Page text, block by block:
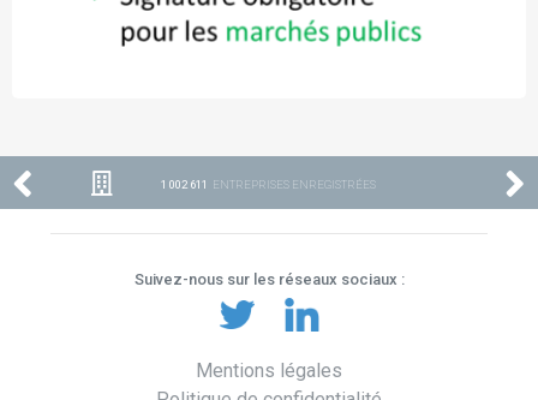
1 002 611 ENTREPRISES ENREGISTRÉES
Suivez-nous sur les réseaux sociaux :
Mentions légales